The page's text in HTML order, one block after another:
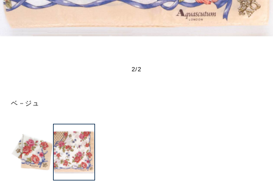
2/2
ベ－ジュ